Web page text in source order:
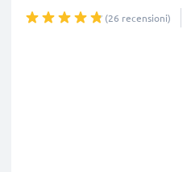
(26 recensioni)